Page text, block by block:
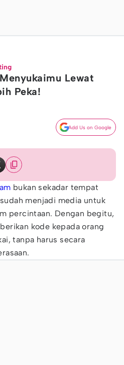
Lewat
Peka!
Add Us on Google
bukan sekadar tempat
menjadi media untuk
percintaan. Dengan begitu,
kode kepada orang
tanpa harus secara